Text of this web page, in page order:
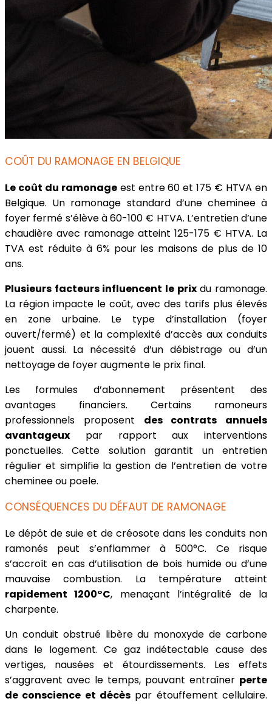
COÛT DU RAMONAGE EN BELGIQUE
Le coût du ramonageest entre 60 et 175 € HTVA en
Belgique. Un ramonage standard d’une cheminee à
foyer fermé s’élève à 60-100 € HTVA. L’entretien d’une
chaudière avec ramonage atteint 125-175 € HTVA. La
TVA est réduite à 6% pour les maisons de plus de 10
ans.
Plusieurs facteurs influencent le prixdu ramonage.
La région impacte le coût, avec des tarifs plus élevés
en zone urbaine. Le type d’installation (foyer
ouvert/fermé) et la complexité d’accès aux conduits
jouent aussi. La nécessité d’un débistrage ou d’un
nettoyage de foyer augmente le prix final.
Les formules d’abonnement présentent des
avantages financiers. Certains ramoneurs
professionnels proposent des contrats annuels
avantageux par rapport aux interventions
ponctuelles. Cette solution garantit un entretien
régulier et simplifie la gestion de l’entretien de votre
cheminee ou poele.
CONSÉQUENCES DU DÉFAUT DE RAMONAGE
Le dépôt de suie et de créosote dans les conduits non
ramonés peut s’enflammer à 500°C. Ce risque
s’accroît en cas d’utilisation de bois humide ou d’une
mauvaise combustion. La température atteint
rapidement 1200°C, menaçant l’intégralité de la
charpente.
Un conduit obstrué libère du monoxyde de carbone
dans le logement. Ce gaz indétectable cause des
vertiges, nausées et étourdissements. Les effets
s’aggravent avec le temps, pouvant entraîner perte
de conscience et décès par étouffement cellulaire.